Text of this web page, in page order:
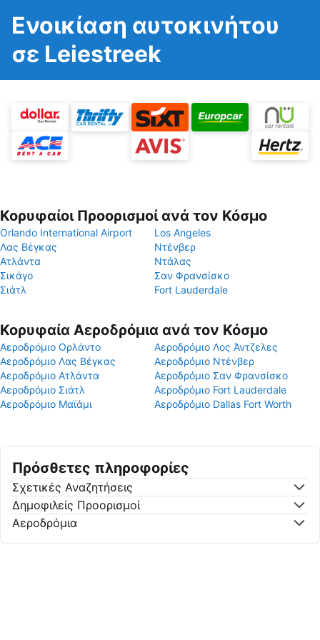
Ενοικίαση αυτοκινήτου
σε Leiestreek
Κορυφαίοι Προορισμοί ανά τον Κόσμο
Orlando International Airport
Los Angeles
Λας Βέγκας
Ντένβερ
Ατλάντα
Ντάλας
Σικάγο
Σαν Φρανσίσκο
Σιάτλ
Fort Lauderdale
Κορυφαία Αεροδρόμια ανά τον Κόσμο
Αεροδρόμιο Ορλάντο
Αεροδρόμιο Λος Άντζελες
Αεροδρόμιο Λας Βέγκας
Αεροδρόμιο Ντένβερ
Αεροδρόμιο Ατλάντα
Αεροδρόμιο Σαν Φρανσίσκο
Αεροδρόμιο Σιάτλ
Αεροδρόμιο Fort Lauderdale
Αεροδρόμιο Μαϊάμι
Αεροδρόμιο Dallas Fort Worth
Πρόσθετες πληροφορίες
Σχετικές Αναζητήσεις
Δημοφιλείς Προορισμοί
Αεροδρόμια